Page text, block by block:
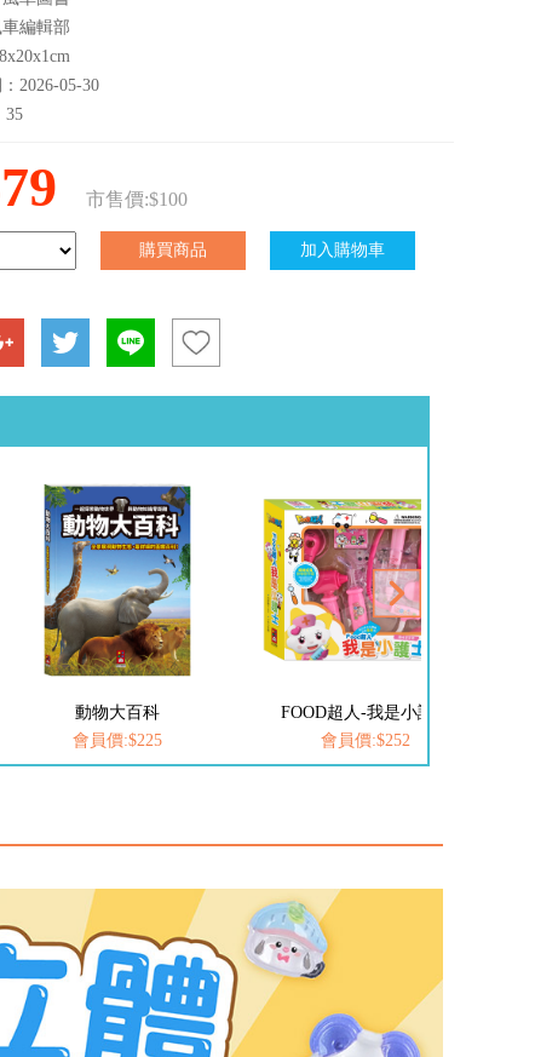
編輯部
2026-05-30
35
市售價:$100
FOOD超人-我是小護士
會員價:$252
愛思考的小小孩(全套8冊)
會員價:$537